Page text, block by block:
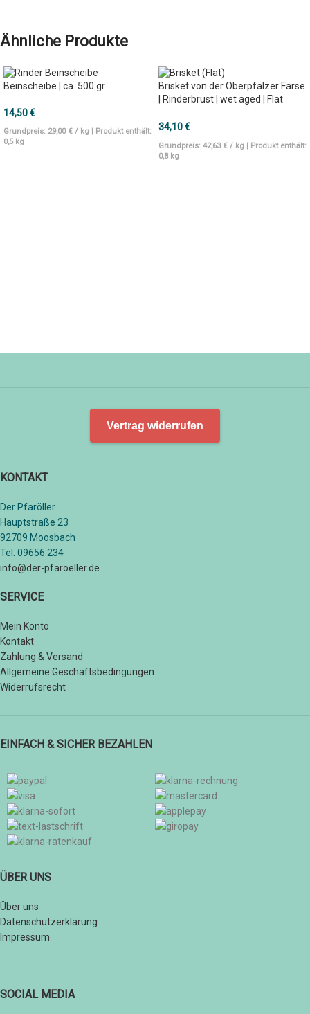
Ähnliche Produkte
Beinscheibe | ca. 500 gr.
14,50€
Grundpreis: 29,00 € / kg | Produkt enthält:
0,5 kg
Brisket von der Oberpfälzer Färse
| Rinderbrust | wet aged | Flat
34,10€
Grundpreis: 42,63 € / kg | Produkt enthält:
0,8 kg
Vertrag widerrufen
KONTAKT
Der Pfaröller
Hauptstraße 23
92709 Moosbach
Tel. 09656 234
info@der-pfaroeller.de
SERVICE
Mein Konto
Kontakt
Zahlung & Versand
Allgemeine Geschäftsbedingungen
Widerrufsrecht
EINFACH & SICHER BEZAHLEN
ÜBER UNS
Über uns
Datenschutzerklärung
Impressum
SOCIAL MEDIA